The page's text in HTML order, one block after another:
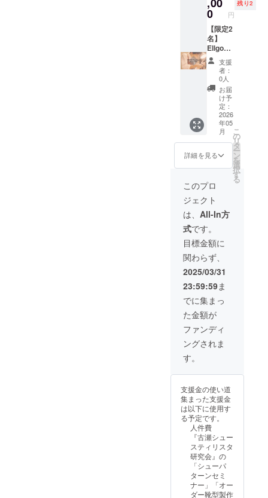
2025年
12月末
まで
時間を
こじ開
けて会
いにい
きま
す！ ・
日程：
自由 ・
場所：
日本国
内 ・有
効期
限：ク
ラファ
ン終了
直後〜
まで ・
クラウ
ドファ
ンディ
ング終
了後に
メール
にてや
りとり
させて
いただ
ければ
と思い
ます！
・プロ
ジェク
トオー
ナーの
在費は
の方に
別途実
費でお
支払い
頂きま
す！
入して
いただ
いた方
は購入
数分だ
け大き
く、他
の方よ
り目立
つ位置
に書か
せてい
ただき
ます！
（例：
２口購
入の場
合は2倍
の大き
さで書
かせて
いただ
きま
す！）
・掲載
期間：
2025年
5月〜
2050年
12月末
まで ・
掲載方
法：文
字のみ
になり
ます！
ナーの
基本は
不可で
すが、
焼印を
送って
くださ
れば可
能で
す！ ・
掲載サ
イズ：
0 円
残り2
【限定2
名】
Ellgon
Bespok
e #001 /
#002 最
初の2足
に、技
術と信
念のす
べてを
込め
て。 そ
して完
成後
も、1年
間貴方
と共に
磨き、
育てて
いきま
す。
〈注意
事項〉 •
完成後1
年間の
靴磨き
放題付
き （対
象はこ
の1足の
み） •
採寸・
打ち合
て実施 •
安：約
10ヶ月
前後
（クオ
リティ
最優先
で制
作）
・制作
可能な
靴は短
支援
者：
0人
お届
け予
定：
2026
年05
月
詳細を見る
こ
の
リ
タ
ー
ン
を
選
択
す
る
このプロ
ジェクト
は、 All-In方
式です。
目標金額に
関わらず、
2025/03/31
23:59:59ま
でに集まっ
た金額が
ファンディ
ングされま
す。
支援金の使い道
集まった支援金
は以下に使用す
る予定です。
人件費
『古瀬シュー
スティリスタ
研究会』の
「シューパ
ターンセミ
ナー」「オー
ダー靴型製作